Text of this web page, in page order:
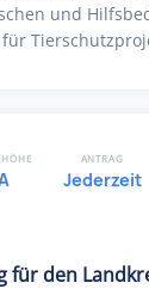
und
für den
ANTRAG
Jederzeit